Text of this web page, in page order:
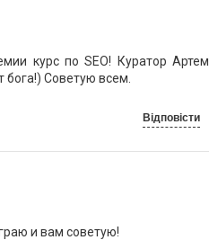
курс по SEO! Куратор Артем
Советую всем.
Відповісти
и вам советую!